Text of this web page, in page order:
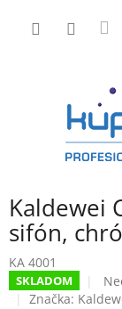
Kaldewei
sifón,
KA 4001
SKLADOM
Značka: